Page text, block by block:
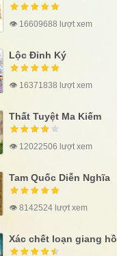
👁 16609688 lượt xem
Lộc Đỉnh Ký
👁 16371838 lượt xem
Thất Tuyệt Ma Kiếm
👁 12022506 lượt xem
Tam Quốc Diễn Nghĩa
👁 8142524 lượt xem
Xác chết loạn giang hồ